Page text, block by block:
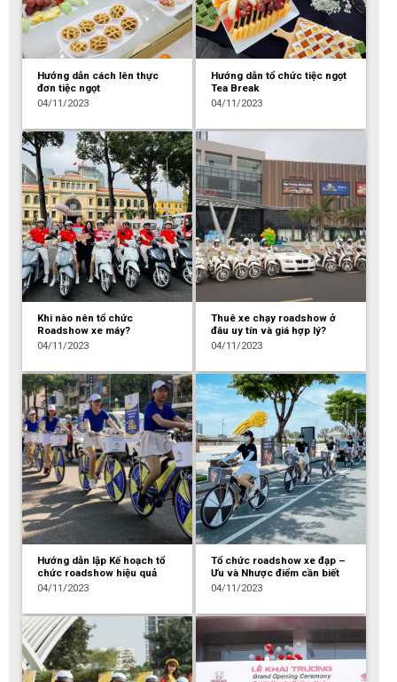
Hướng dẫn cách lên thực
đơn tiệc ngọt
04/11/2023
Hướng dẫn tổ chức tiệc ngọt
Tea Break
04/11/2023
Khi nào nên tổ chức
Roadshow xe máy?
04/11/2023
Thuê xe chạy roadshow ở
đâu uy tín và giá hợp lý?
04/11/2023
Hướng dẫn lập Kế hoạch tổ
chức roadshow hiệu quả
04/11/2023
Tổ chức roadshow xe đạp –
Ưu và Nhược điểm cần biết
04/11/2023